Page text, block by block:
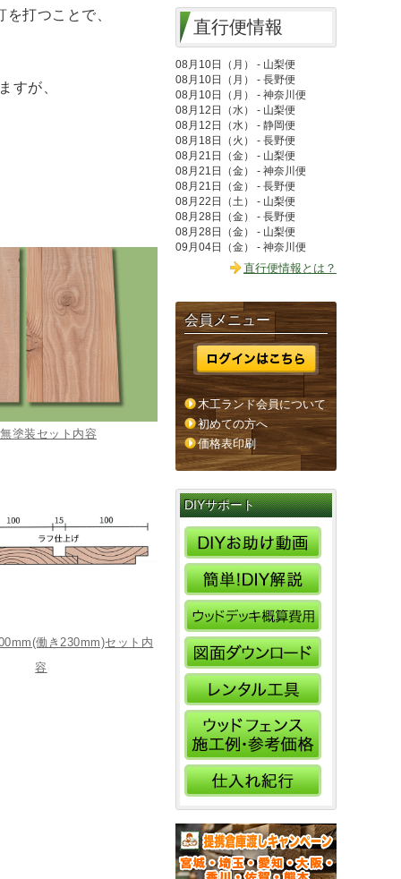
打つことで、
すが、
無塗装セット内容
働き230mm)セット内
容
直行便情報
08月10日（月） - 山梨便
08月10日（月） - 長野便
08月10日（月） - 神奈川便
08月12日（水） - 山梨便
08月12日（水） - 静岡便
08月18日（火） - 長野便
08月21日（金） - 山梨便
08月21日（金） - 神奈川便
08月21日（金） - 長野便
08月22日（土） - 山梨便
08月28日（金） - 長野便
08月28日（金） - 山梨便
09月04日（金） - 神奈川便
直行便情報とは？
会員メニュー
木工ランド会員について
初めての方へ
価格表印刷
DIYサポート